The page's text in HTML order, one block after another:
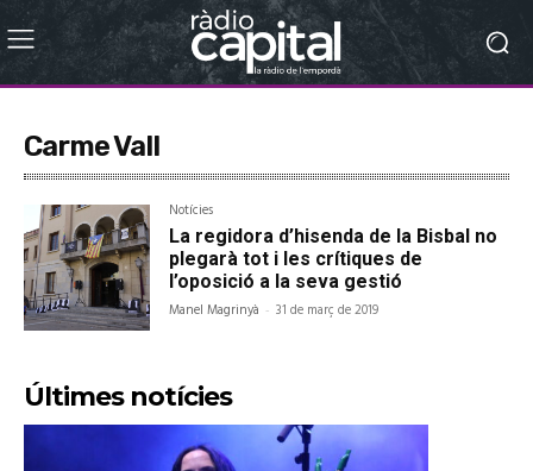
Carme Vall
Notícies
La regidora d’hisenda de la Bisbal no
plegarà tot i les crítiques de
l’oposició a la seva gestió
Manel Magrinyà - 31 de març de 2019
Últimes notícies